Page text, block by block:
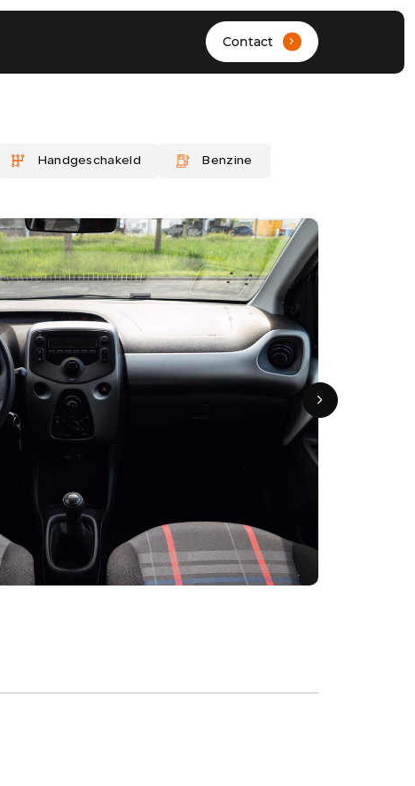
Contact .
AANBOD
DIENSTEN
WERKPLAATS
OVER ONS
Handgeschakeld Benzine